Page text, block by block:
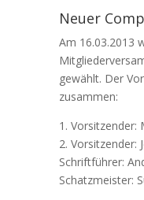
Neuer
Am 16.03.2013
gewählt. Der
zusammen:
1. Vorsitzender:
2. Vorsitzender:
Schriftführer:
Schatzmeister: